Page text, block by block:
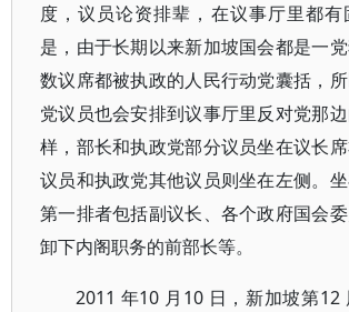
度，议员论资排辈，在议事厅里都有
是，由于长期以来新加坡国会都是一
数议席都被执政的人民行动党囊括，
党议员也会安排到议事厅里反对党那
样，部长和执政党部分议员坐在议长
议员和执政党其他议员则坐在左侧。
第一排者包括副议长、各个政府国会
卸下内阁职务的前部长等。
2011 年10 月10 日，新加坡第12